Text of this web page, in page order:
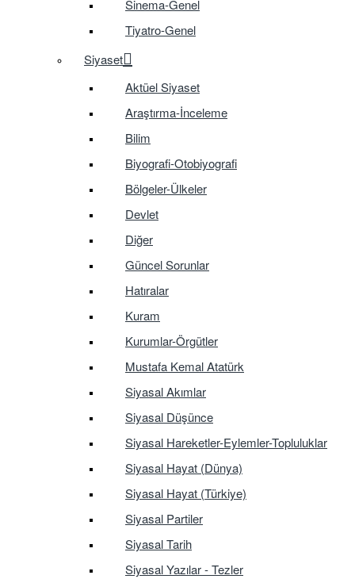
Sinema-Genel
Tiyatro-Genel
Siyaset
Aktüel Siyaset
Araştırma-İnceleme
Bilim
Biyografi-Otobiyografi
Bölgeler-Ülkeler
Devlet
Diğer
Güncel Sorunlar
Hatıralar
Kuram
Kurumlar-Örgütler
Mustafa Kemal Atatürk
Siyasal Akımlar
Siyasal Düşünce
Siyasal Hareketler-Eylemler-Topluluklar
Siyasal Hayat (Dünya)
Siyasal Hayat (Türkiye)
Siyasal Partiler
Siyasal Tarih
Siyasal Yazılar - Tezler